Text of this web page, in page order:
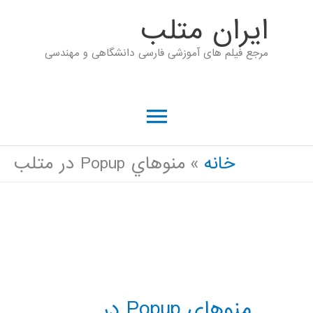
ايران متلب
مرجع فیلم های آموزشی فارسی دانشگاهی و مهندسی
فهرست
اصلی
خانه منوهاي Popup در متلب